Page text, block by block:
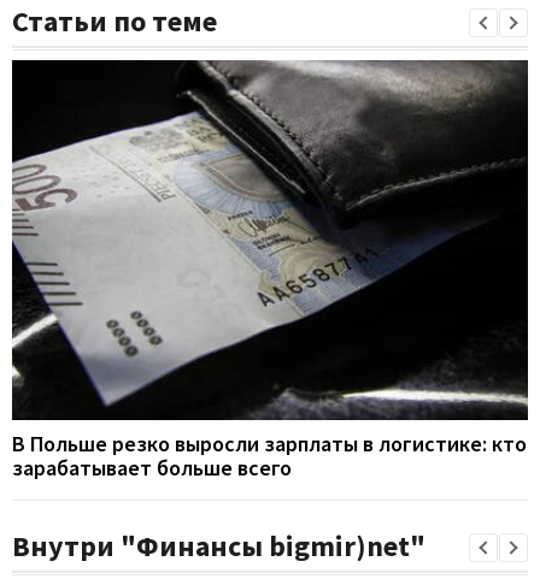
Статьи по теме
В Польше резко выросли зарплаты в логистике: кто
зарабатывает больше всего
Внутри "Финансы bigmir)net"